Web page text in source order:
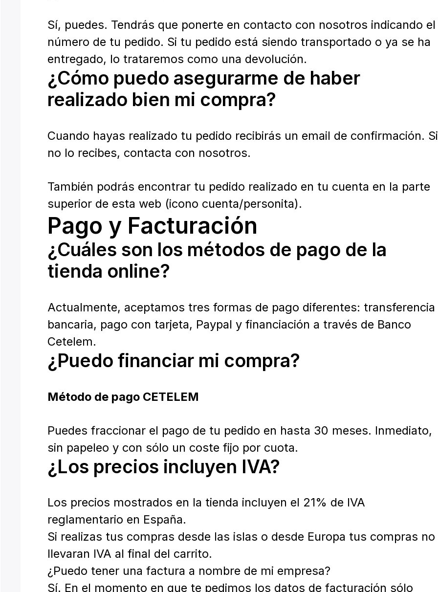
Sí, puedes. Tendrás que ponerte en contacto con nosotros indicando el
número de tu pedido. Si tu pedido está siendo transportado o ya se ha
entregado, lo trataremos como una devolución.
¿Cómo puedo asegurarme de haber
realizado bien mi compra?
Cuando hayas realizado tu pedido recibirás un email de confirmación. Si
no lo recibes, contacta con nosotros.
También podrás encontrar tu pedido realizado en tu cuenta en la parte
superior de esta web (icono cuenta/personita).
Pago y Facturación
¿Cuáles son los métodos de pago de la
tienda online?
Actualmente, aceptamos tres formas de pago diferentes: transferencia
bancaria, pago con tarjeta, Paypal y financiación a través de Banco
Cetelem.
¿Puedo financiar mi compra?
Método de pago CETELEM
Puedes fraccionar el pago de tu pedido en hasta 30 meses. Inmediato,
sin papeleo y con sólo un coste fijo por cuota.
¿Los precios incluyen IVA?
Los precios mostrados en la tienda incluyen el 21% de IVA
reglamentario en España.
Si realizas tus compras desde las islas o desde Europa tus compras no
llevaran IVA al final del carrito.
¿Puedo tener una factura a nombre de mi empresa?
Sí. En el momento en que te pedimos los datos de facturación sólo